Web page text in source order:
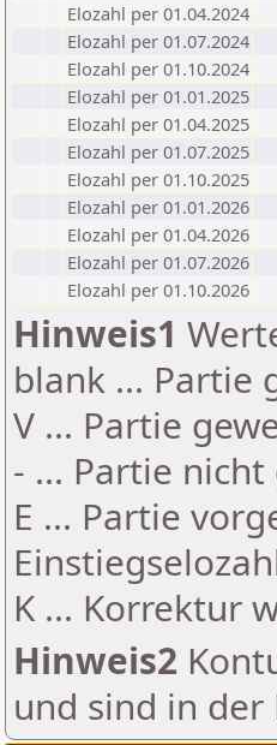
Elozahl per 01.04.2024
Elozahl per 01.07.2024
Elozahl per 01.10.2024
Elozahl per 01.01.2025
Elozahl per 01.04.2025
Elozahl per 01.07.2025
Elozahl per 01.10.2025
Elozahl per 01.01.2026
Elozahl per 01.04.2026
Elozahl per 01.07.2026
Elozahl per 01.10.2026
Hinweis1
blank ... Partie
V ... Partie
- ... Partie
E ... Partie
K ... Korrektur
Hinweis2
und sind in